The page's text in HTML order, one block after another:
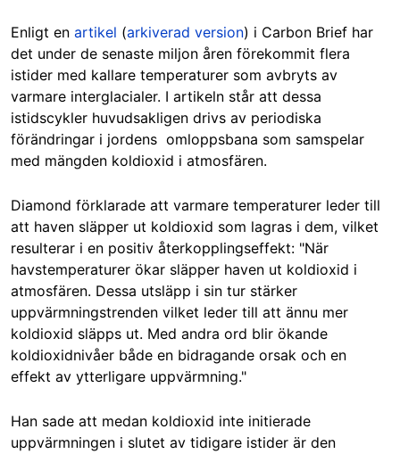
Enligt en artikel (arkiverad version) i Carbon Brief har
det under de senaste miljon åren förekommit flera
istider med kallare temperaturer som avbryts av
varmare interglacialer. I artikeln står att dessa
istidscykler huvudsakligen drivs av periodiska
förändringar i jordens omloppsbana som samspelar
med mängden koldioxid i atmosfären.
Diamond förklarade att varmare temperaturer leder till
att haven släpper ut koldioxid som lagras i dem, vilket
resulterar i en positiv återkopplingseffekt: "När
havstemperaturer ökar släpper haven ut koldioxid i
atmosfären. Dessa utsläpp i sin tur stärker
uppvärmningstrenden vilket leder till att ännu mer
koldioxid släpps ut. Med andra ord blir ökande
koldioxidnivåer både en bidragande orsak och en
effekt av ytterligare uppvärmning."
Han sade att medan koldioxid inte initierade
uppvärmningen i slutet av tidigare istider är den